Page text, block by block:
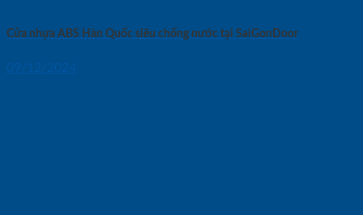
Cửa nhựa ABS Hàn Quốc siêu chống nước tại SaiGonDoor
09/12/2024